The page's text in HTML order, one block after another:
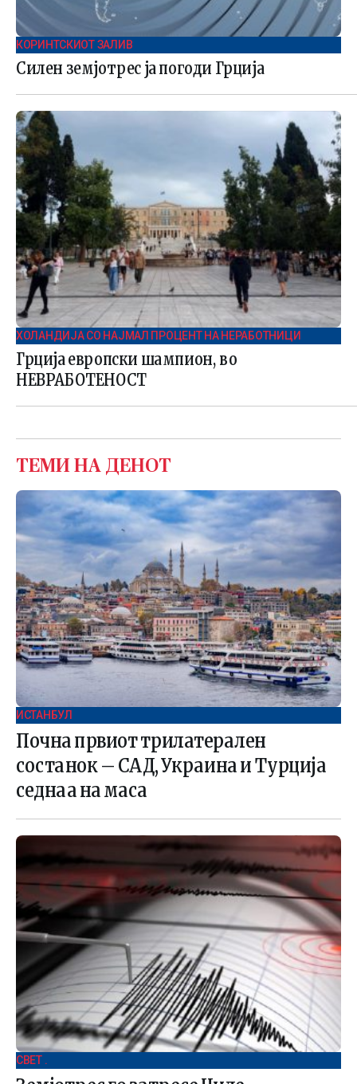
КОРИНТСКИОТ ЗАЛИВ
Силен земјотрес ја погоди Грција
ХОЛАНДИЈА СО НАЈМАЛ ПРОЦЕНТ НА НЕРАБОТНИЦИ
Грција европски шампион, во
НЕВРАБОТЕНОСТ
ТЕМИ НА ДЕНОТ
ИСТАНБУЛ
Почна првиот трилатерален
состанок – САД, Украина и Турција
седнаа на маса
СВЕТ .